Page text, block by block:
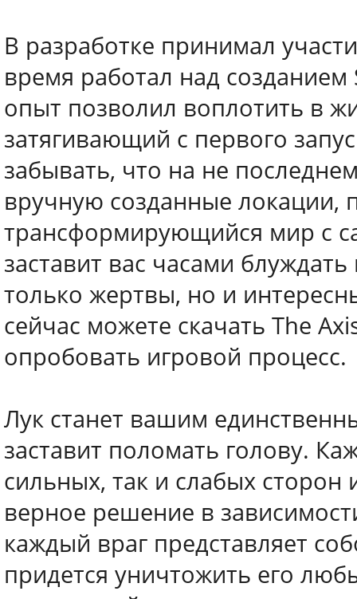
В разработке принимал
время работал над
опыт позволил воплотить в
затягивающий с первого
забывать, что на не
вручную созданные локации,
трансформирующийся мир с
заставит вас часами
только жертвы, но и
сейчас можете скачать The
опробовать игровой процесс.
Лук станет вашим
заставит поломать голову.
сильных, так и слабых сторон
верное решение в
каждый враг представляет
придется уничтожить его